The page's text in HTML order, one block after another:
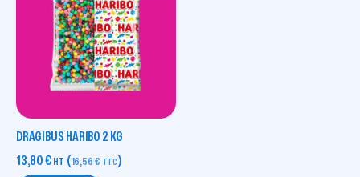
DRAGIBUS HARIBO 2 KG
13,80€ HT (16,56€ TTC)